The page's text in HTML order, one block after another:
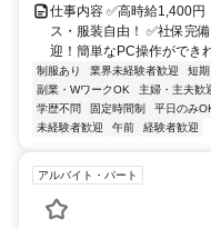
仕事内容 ✅高時給1,400円
ス・服装自由！ ✅社保完
迎！簡単なPC操作ができ
制服あり 業界未経験者歓迎 短期
副業・WワークOK
主婦・主夫歓
学歴不問
固定時間制 平日のみ
未経験者歓迎
午前 経験者歓迎
アルバイト・パート